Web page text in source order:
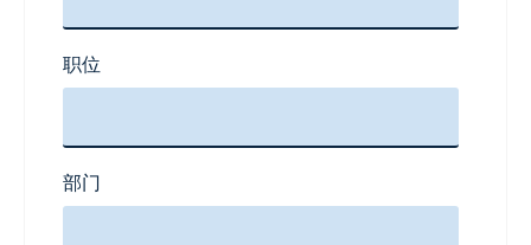
职位
部门